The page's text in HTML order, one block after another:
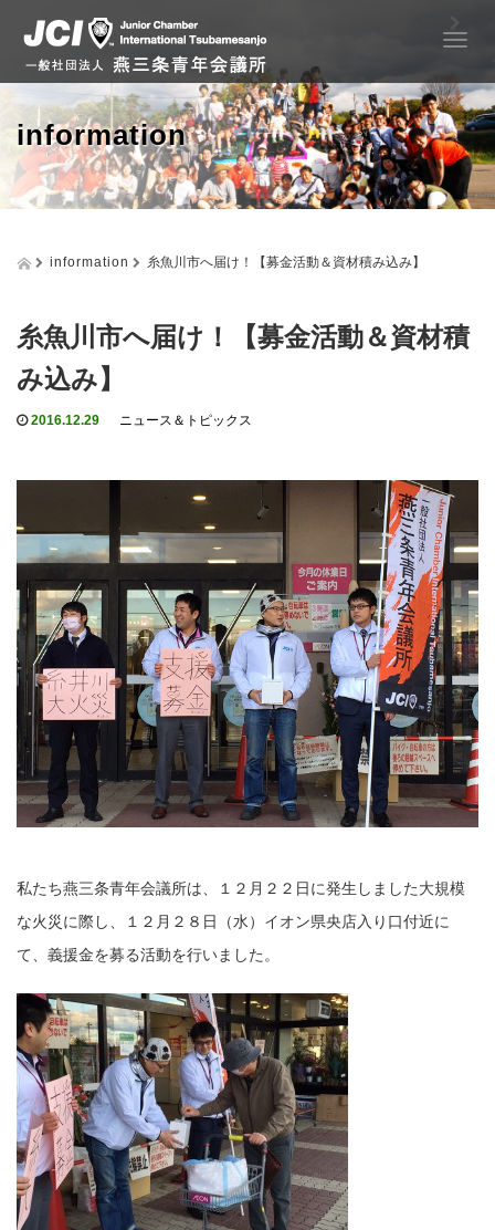
T
g
g
l
e
a
i
o
information
information 糸魚川市へ届け！【募金活動＆資材積み込み】
糸魚川市へ届け！【募金活動＆資材積
み込み】
2016.12.29 ニュース＆トピックス
私たち燕三条青年会議所は、１２月２２日に発生しました大規模
な火災に際し、１２月２８日（水）イオン県央店入り口付近に
て、義援金を募る活動を行いました。